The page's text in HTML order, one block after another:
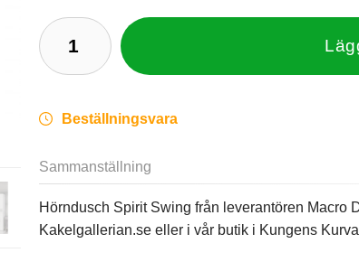
Beställningsvara
Sammanställning
Hörndusch Spirit Swing från leverantören Macro
Kakelgallerian.se eller i vår butik i Kungens